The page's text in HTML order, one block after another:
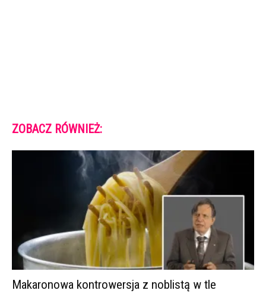
ZOBACZ RÓWNIEŻ:
Makaronowa kontrowersja z noblistą w tle